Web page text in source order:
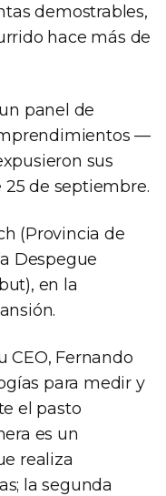
demostrables,
hace más de
panel de
—
sus
de septiembre.
(Provincia de
Despegue
en la
CEO, Fernando
para medir y
el pasto
es un
realiza
la segunda